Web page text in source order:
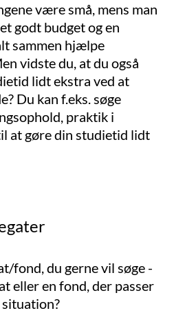
være små, mens man
godt budget og en
sammen hjælpe
vidste du, at du også
lidt ekstra ved at
Du kan f.eks. søge
praktik i
at gøre din studietid lidt
fond, du gerne vil søge -
eller en fond, der passer